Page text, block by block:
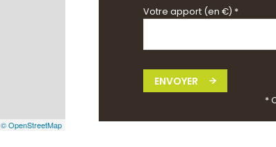
© OpenStreetMap
Votre apport (en €) *
ENVOYER
*